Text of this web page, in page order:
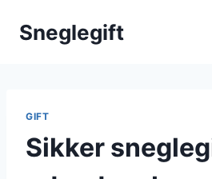
Sneglegift
GIFT
Sikker